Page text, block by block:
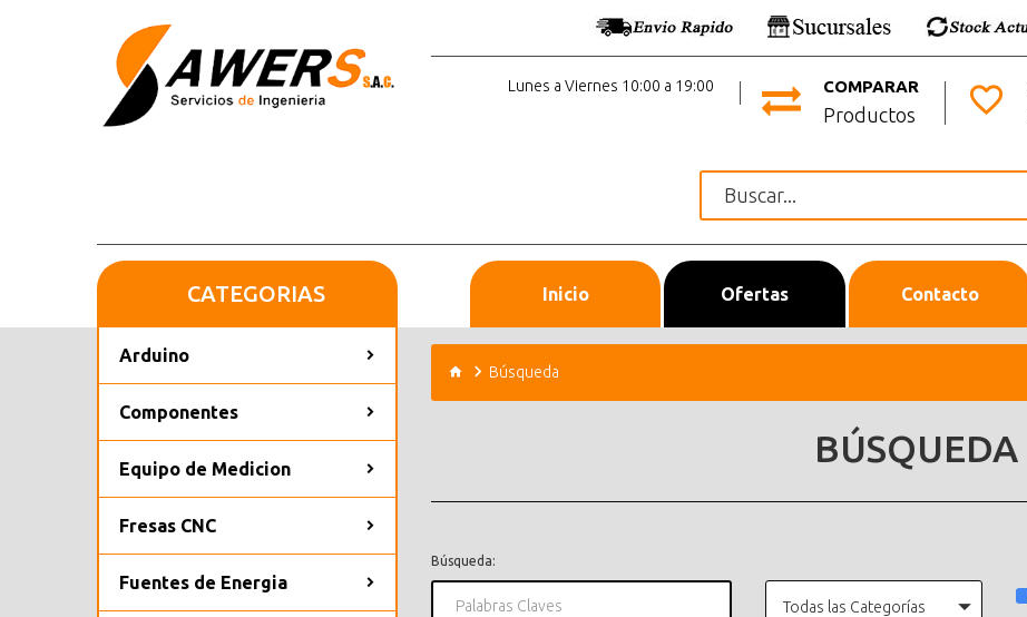
COMPARAR
Productos
Lunes a Viernes 10:00 a 19:00
Inicio Ofertas Contacto
CATEGORIAS
Arduino
Componentes
Equipo de Medicion
Fresas CNC
Fuentes de Energia
Búsqueda
BÚSQUEDA
Búsqueda:
Todas las Categorías